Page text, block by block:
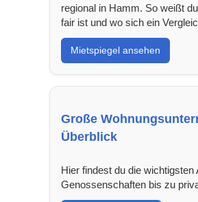
regional in Hamm. So weißt
fair ist und wo sich ein
Mietspiegel ansehen
Große
Überblick
Hier findest du die
Genossenschaften bis zu